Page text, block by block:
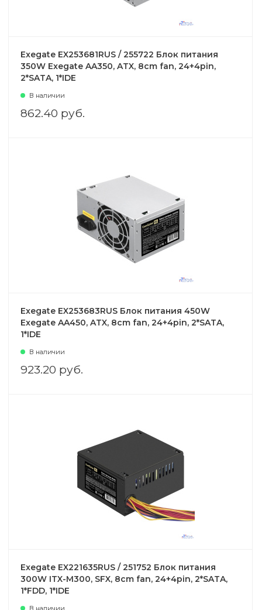
Exegate EX253681RUS / 255722 Блок питания
350W Exegate AA350, ATX, 8cm fan, 24+4pin,
2*SATA, 1*IDE
В наличии
862.40 руб.
Exegate EX253683RUS Блок питания 450W
Exegate AA450, ATX, 8cm fan, 24+4pin, 2*SATA,
1*IDE
В наличии
923.20 руб.
Exegate EX221635RUS / 251752 Блок питания
300W ITX-M300, SFX, 8cm fan, 24+4pin, 2*SATA,
1*FDD, 1*IDE
В наличии